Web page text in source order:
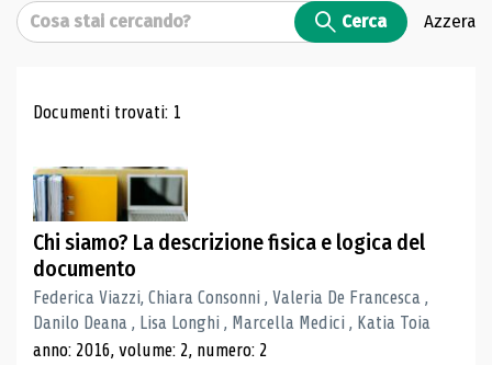
Cerca Cerca Azzera
Risultati di ricerca
Documenti trovati: 1
Chi siamo? La descrizione fisica e logica del
documento
Federica Viazzi, Chiara Consonni , Valeria De Francesca ,
Danilo Deana , Lisa Longhi , Marcella Medici , Katia Toia
anno: 2016, volume: 2, numero: 2